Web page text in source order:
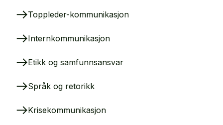
Toppleder-kommunikasjon
Internkommunikasjon
Etikk og samfunnsansvar
Språk og retorikk
Krisekommunikasjon